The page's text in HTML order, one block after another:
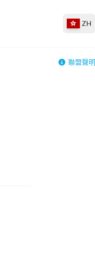
ZH
聯盟聲明